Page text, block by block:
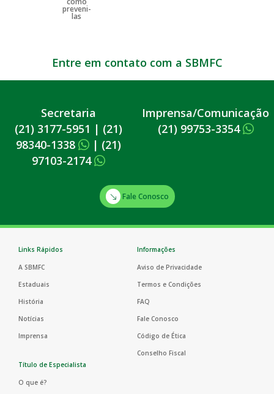
Entre em contato com a SBMFC
Secretaria
(21) 3177-5951 | (21)
98340-1338
| (21)
97103-2174
Imprensa/Comunicação
(21) 99753-3354
Fale Conosco
Links Rápidos
A SBMFC
Estaduais
História
Notícias
Imprensa
Informações
Aviso de Privacidade
Termos e Condições
FAQ
Fale Conosco
Código de Ética
Conselho Fiscal
Título de Especialista
O que é?